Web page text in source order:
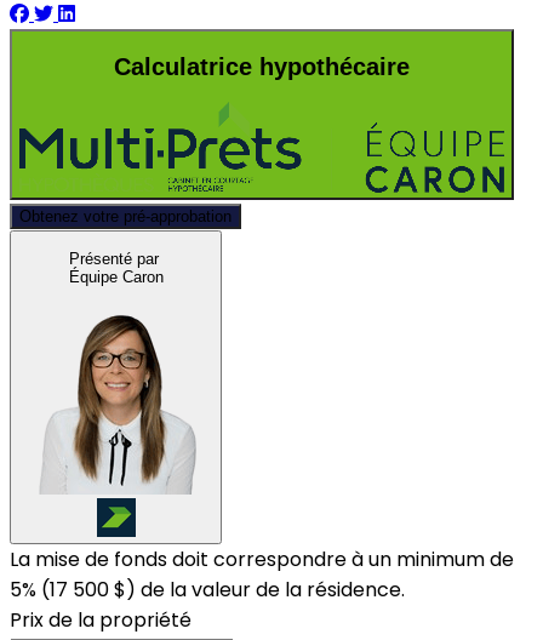
Calculatrice hypothécaire
Obtenez votre pré-approbation
Présenté par
Équipe Caron
La mise de fonds doit correspondre à un minimum de
5% (17 500 $) de la valeur de la résidence.
Prix de la propriété